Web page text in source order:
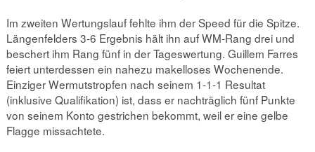
Im zweiten Wertungslauf fehlte ihm der Speed für die Spitze.
Längenfelders 3-6 Ergebnis hält ihn auf WM-Rang drei und
beschert ihm Rang fünf in der Tageswertung. Guillem Farres
feiert unterdessen ein nahezu makelloses Wochenende.
Einziger Wermutstropfen nach seinem 1-1-1 Resultat
(inklusive Qualifikation) ist, dass er nachträglich fünf Punkte
von seinem Konto gestrichen bekommt, weil er eine gelbe
Flagge missachtete.